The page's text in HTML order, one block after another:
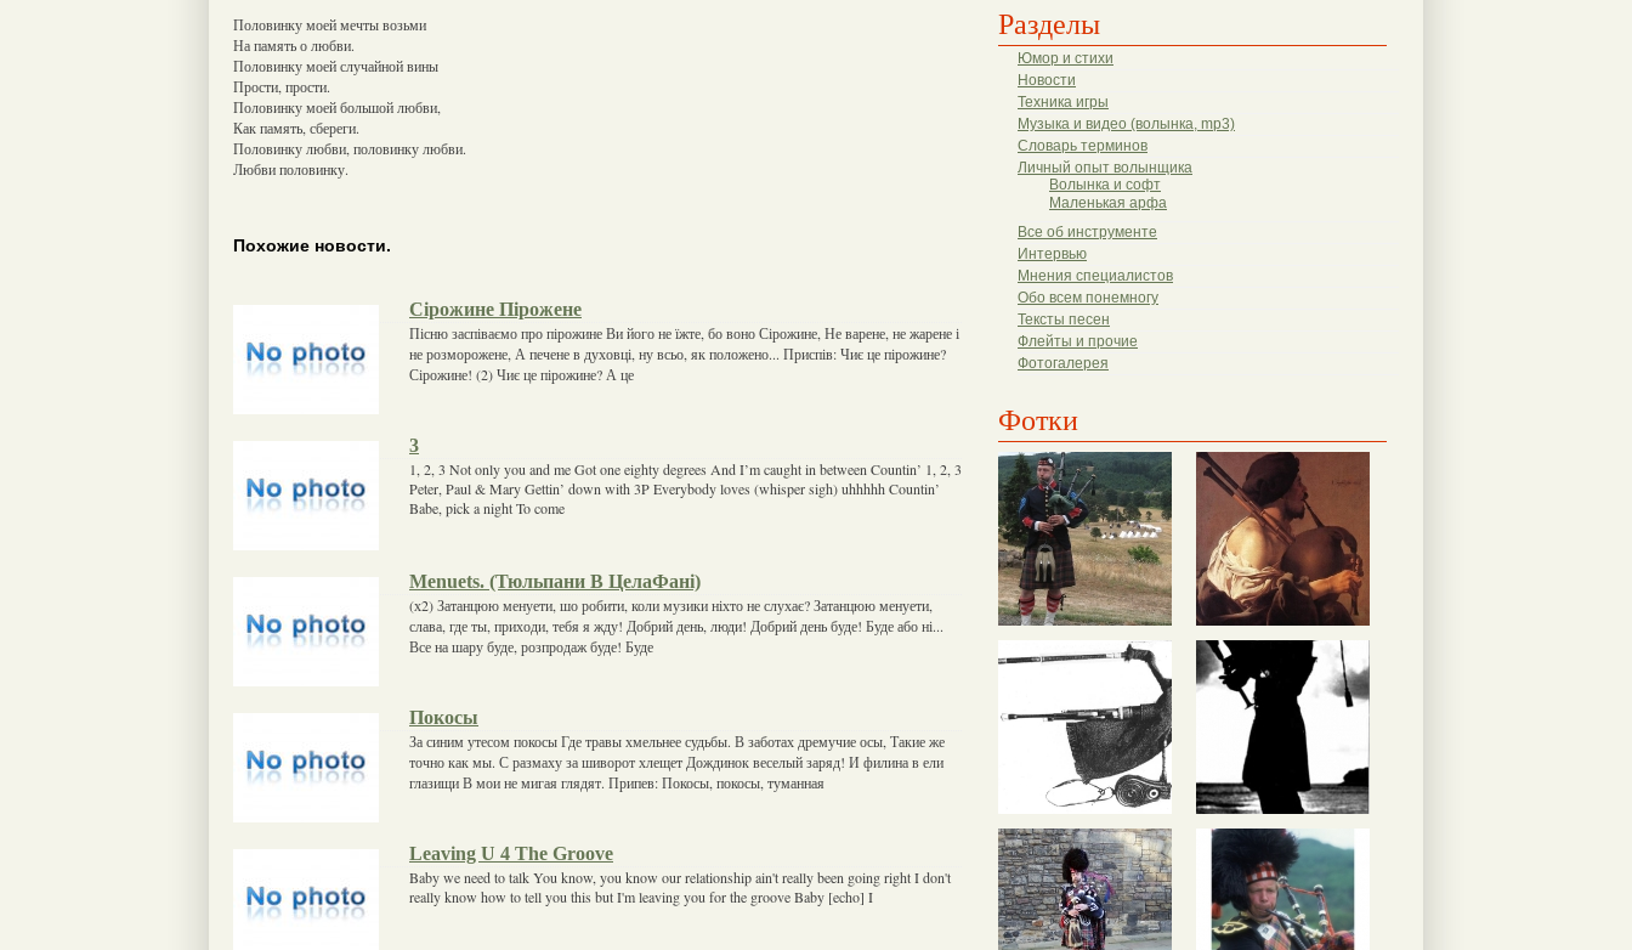
Разделы
Юмор и стихи
Новости
Техника игры
Музыка и видео (волынка, mp3)
Словарь терминов
Личный опыт волынщика
Волынка и софт
Маленькая арфа
Все об инструменте
Интервью
Мнения специалистов
Обо всем понемногу
Тексты песен
Флейты и прочие
Фотогалерея
Фотки
Половинку моей мечты возьми
На память о любви.
Половинку моей случайной вины
Прости, прости.
Половинку моей большой любви,
Как память, сбереги.
Половинку любви, половинку любви.
Любви половинку.
Похожие новости.
Сірожине Пірожене
Пісню заспіваємо про пірожине Ви його не їжте, бо воно Сірожине, Не варене, не жарене і
не розморожене, А печене в духовці, ну всьо, як положено... Приспів: Чиє це пірожине?
Сірожине! (2) Чиє це пірожине? А це
3
1, 2, 3 Not only you and me Got one eighty degrees And I’m caught in between Countin’ 1, 2, 3
Peter, Paul & Mary Gettin’ down with 3P Everybody loves (whisper sigh) uhhhhh Countin’
Babe, pick a night To come
Menuets. (Тюльпани В ЦелаФані)
(х2) Затанцюю менуети, шо робити, коли музики ніхто не слухає? Затанцюю менуети,
слава, где ты, приходи, тебя я жду! Добрий день, люди! Добрий день буде! Буде або ні...
Все на шару буде, розпродаж буде! Буде
Покосы
За синим утесом покосы Где травы хмельнее судьбы. В заботах дремучие осы, Такие же
точно как мы. С размаху за шиворот хлещет Дождинок веселый заряд! И филина в ели
глазищи В мои не мигая глядят. Припев: Покосы, покосы, туманная
Leaving U 4 The Groove
Baby we need to talk You know, you know our relationship ain't really been going right I don't
really know how to tell you this but I'm leaving you for the groove Baby [echo] I